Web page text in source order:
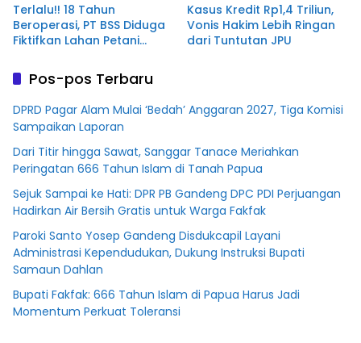
Terlalu!! 18 Tahun
Beroperasi, PT BSS Diduga
Fiktifkan Lahan Petani
Kasus Kredit Rp1,4 Triliun,
Vonis Hakim Lebih Ringan
dari Tuntutan JPU
Pos-pos Terbaru
DPRD Pagar Alam Mulai ‘Bedah’ Anggaran 2027, Tiga Komisi
Sampaikan Laporan
Dari Titir hingga Sawat, Sanggar Tanace Meriahkan
Peringatan 666 Tahun Islam di Tanah Papua
Sejuk Sampai ke Hati: DPR PB Gandeng DPC PDI Perjuangan
Hadirkan Air Bersih Gratis untuk Warga Fakfak
Paroki Santo Yosep Gandeng Disdukcapil Layani
Administrasi Kependudukan, Dukung Instruksi Bupati
Samaun Dahlan
Bupati Fakfak: 666 Tahun Islam di Papua Harus Jadi
Momentum Perkuat Toleransi